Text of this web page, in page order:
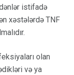
istifadə
xəstələrdə TNF
olan
və ya